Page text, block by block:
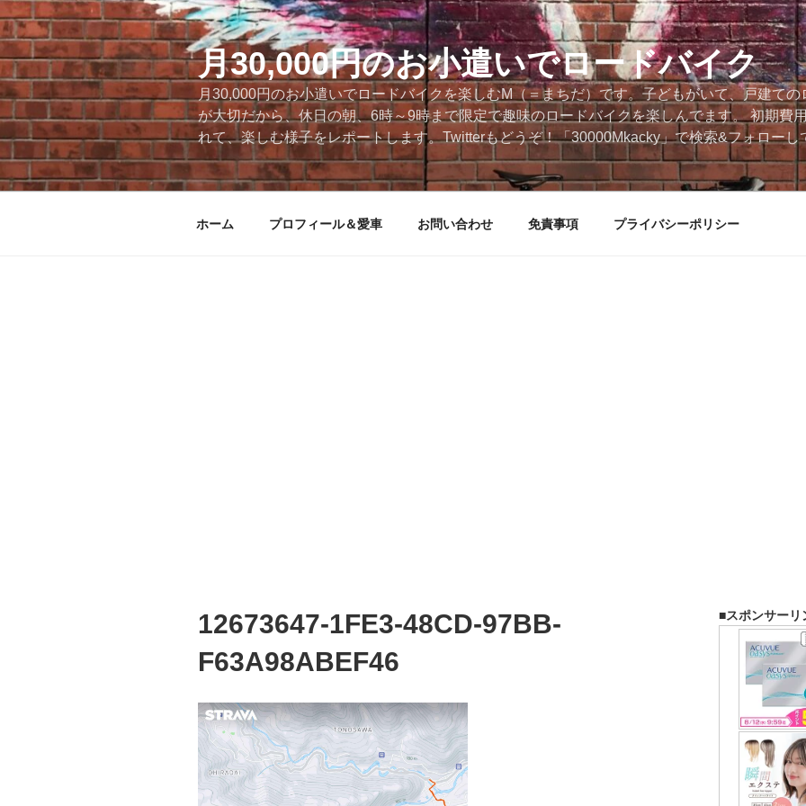
ン
テ
ン
ツ
へ
ス
キ
ッ
月30,000円のお小遣いでロードバイク
月30,000円のお小遣いでロードバイクを楽しむM（＝まちだ）です。子どもがいて、戸建て
が大切だから、休日の朝、6時～9時まで限定で趣味のロードバイクを楽しんでます。 初期費
れて、楽しむ様子をレポートします。Twitterもどうぞ！「30000Mkacky」で検索&フォローし
ホーム プロフィール＆愛車 お問い合わせ 免責事項 プライバシーポリシー
12673647-1FE3-48CD-97BB-
F63A98ABEF46
■スポンサーリ